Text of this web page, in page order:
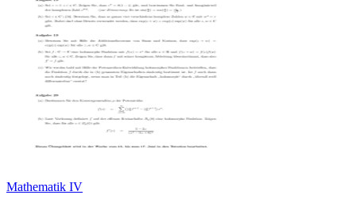
Mathematik IV